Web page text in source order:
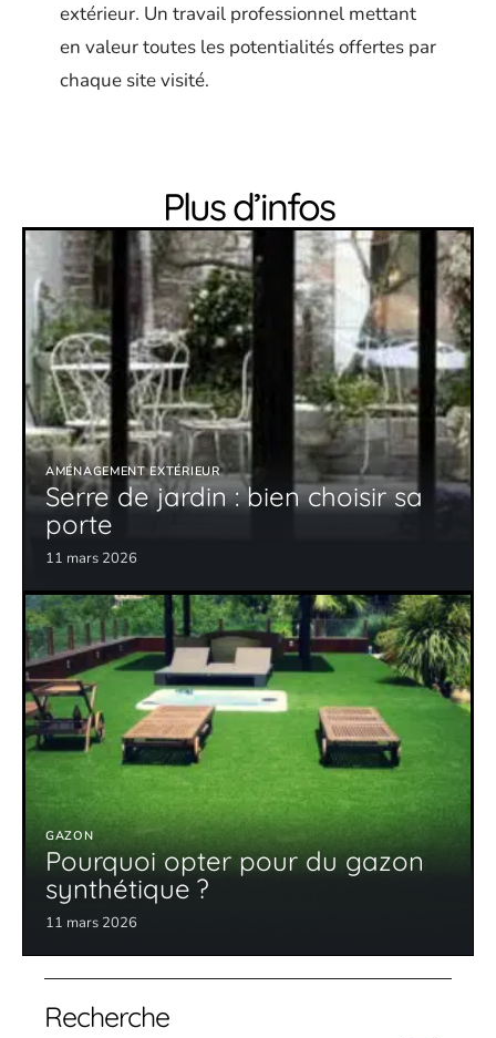
extérieur. Un travail professionnel mettant
en valeur toutes les potentialités offertes par
chaque site visité.
Plus d’infos
AMÉNAGEMENT EXTÉRIEUR
Serre de jardin : bien choisir sa
porte
11 mars 2026
GAZON
Pourquoi opter pour du gazon
synthétique ?
11 mars 2026
Recherche